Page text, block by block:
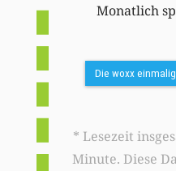
Monatlich
Die woxx
* Lesezeit
Minute. Diese